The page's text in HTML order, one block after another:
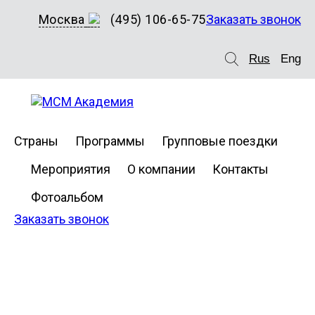
Москва (495) 106-65-75Заказать звонок
Rus Eng
Страны Программы
Групповые поездки
Мероприятия
О компании
Контакты
Фотоальбом
Заказать звонок